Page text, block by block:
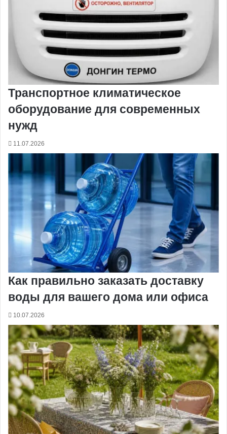
Транспортное климатическое
оборудование для современных
нужд
11.07.2026
Как правильно заказать доставку
воды для вашего дома или офиса
10.07.2026